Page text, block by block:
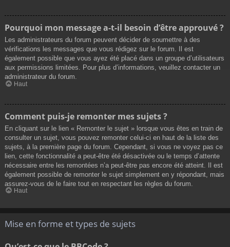
Pourquoi mon message a-t-il besoin d’être approuvé ?
Les administrateurs du forum peuvent décider de soumettre à des
vérifications les messages que vous rédigez sur le forum. Il est
également possible que vous ayez été placé dans un groupe d’utilisateurs
aux permissions limitées. Pour plus d’informations, veuillez contacter un
administrateur du forum.
Haut
Comment puis-je remonter mes sujets ?
En cliquant sur le lien « Remonter le sujet » lorsque vous êtes en train de
consulter un sujet, vous pouvez remonter celui-ci en haut de la liste des
sujets, à la première page du forum. Cependant, si vous ne voyez pas ce
lien, cette fonctionnalité a peut-être été désactivée ou le temps d’attente
nécessaire entre les remontées n’a peut-être pas encore été atteint. Il est
également possible de remonter le sujet simplement en y répondant, mais
assurez-vous de le faire tout en respectant les règles du forum.
Haut
Mise en forme et types de sujets